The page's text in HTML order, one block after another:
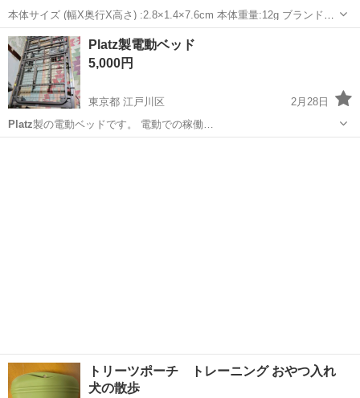
本体サイズ (幅X奥行X高さ) :2.8×1.4×7.6cm 本体重量:12g ブランド：
PLATZPET SUPPLIES & FUN 商品種別：犬用リード 商品名：
PLATZPET SUPPLISES&FUN(プラ...
熊本 熊本市 八丁馬場駅 その他
Platz製電動ベッド
5,000円
東京都 江戸川区
2月28日
Platz製の電動ベッドです。 電動での稼働…
トリーツポーチ トレーニング おやつ入れ
犬の散歩